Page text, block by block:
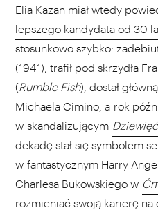
Elia Kazan miał wtedy
lepszego kandydata od 30
stosunkowo szybko:
(1941), trafił pod skrzydła
(Rumble Fish), dostał
Michaela Cimino, a rok
w skandalizującym
dekadę stał się symbolem
w fantastycznym Harry
Charlesa Bukowskiego w
rozmieniać swoją karierę